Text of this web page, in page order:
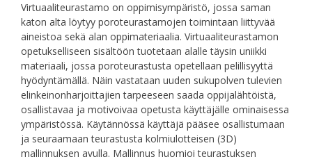
Virtuaaliteurastamo on oppimisympäristö, jossa saman
katon alta löytyy poroteurastamojen toimintaan liittyvää
aineistoa sekä alan oppimateriaalia. Virtuaaliteurastamon
opetukselliseen sisältöön tuotetaan alalle täysin uniikki
materiaali, jossa poroteurastusta opetellaan pelillisyyttä
hyödyntämällä. Näin vastataan uuden sukupolven tulevien
elinkeinonharjoittajien tarpeeseen saada oppijalähtöistä,
osallistavaa ja motivoivaa opetusta käyttäjälle ominaisessa
ympäristössä. Käytännössä käyttäjä pääsee osallistumaan
ja seuraamaan teurastusta kolmiulotteisen (3D)
mallinnuksen avulla. Mallinnus huomioi teurastuksen